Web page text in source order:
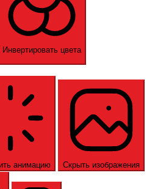
Инвертировать цвета
анимацию Скрыть изображения